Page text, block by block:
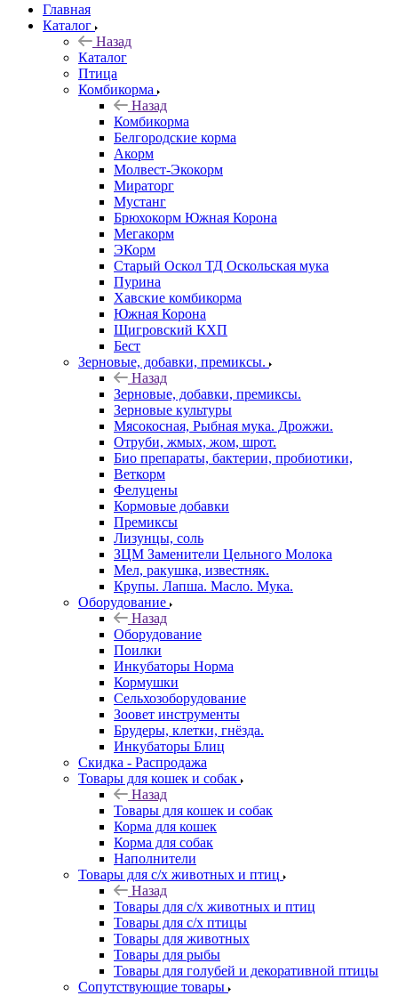
Главная
Каталог
Назад
Каталог
Птица
Комбикорма
Назад
Комбикорма
Белгородские корма
Акорм
Молвест-Экокорм
Мираторг
Мустанг
Брюхокорм Южная Корона
Мегакорм
ЭКорм
Старый Оскол ТД Оскольская мука
Пурина
Хавские комбикорма
Южная Корона
Щигровский КХП
Бест
Зерновые, добавки, премиксы.
Назад
Зерновые, добавки, премиксы.
Зерновые культуры
Мясокосная, Рыбная мука. Дрожжи.
Отруби, жмых, жом, шрот.
Био препараты, бактерии, пробиотики,
Веткорм
Фелуцены
Кормовые добавки
Премиксы
Лизунцы, соль
ЗЦМ Заменители Цельного Молока
Мел, ракушка, известняк.
Крупы. Лапша. Масло. Мука.
Оборудование
Назад
Оборудование
Поилки
Инкубаторы Норма
Кормушки
Сельхозоборудование
Зоовет инструменты
Брудеры, клетки, гнёзда.
Инкубаторы Блиц
Скидка - Распродажа
Товары для кошек и собак
Назад
Товары для кошек и собак
Корма для кошек
Корма для собак
Наполнители
Товары для с/х животных и птиц
Назад
Товары для с/х животных и птиц
Товары для с/х птицы
Товары для животных
Товары для рыбы
Товары для голубей и декоративной птицы
Сопутствующие товары